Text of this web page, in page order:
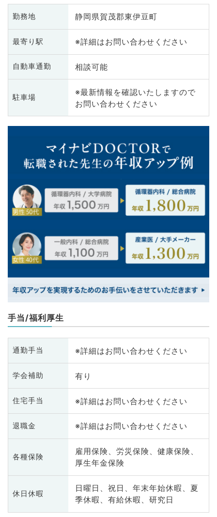
勤務地 静岡県賀茂郡東伊豆町
最寄り駅 ※詳細はお問い合わせください
自動車通勤 相談可能
駐車場
※最新情報を確認いたしますので
お問い合わせください
手当/福利厚生
通勤手当 ※詳細はお問い合わせください
学会補助 有り
住宅手当 ※詳細はお問い合わせください
退職金 ※詳細はお問い合わせください
各種保険
雇用保険、労災保険、健康保険、
厚生年金保険
休日休暇
日曜日、祝日、年末年始休暇、夏
季休暇、有給休暇、研究日